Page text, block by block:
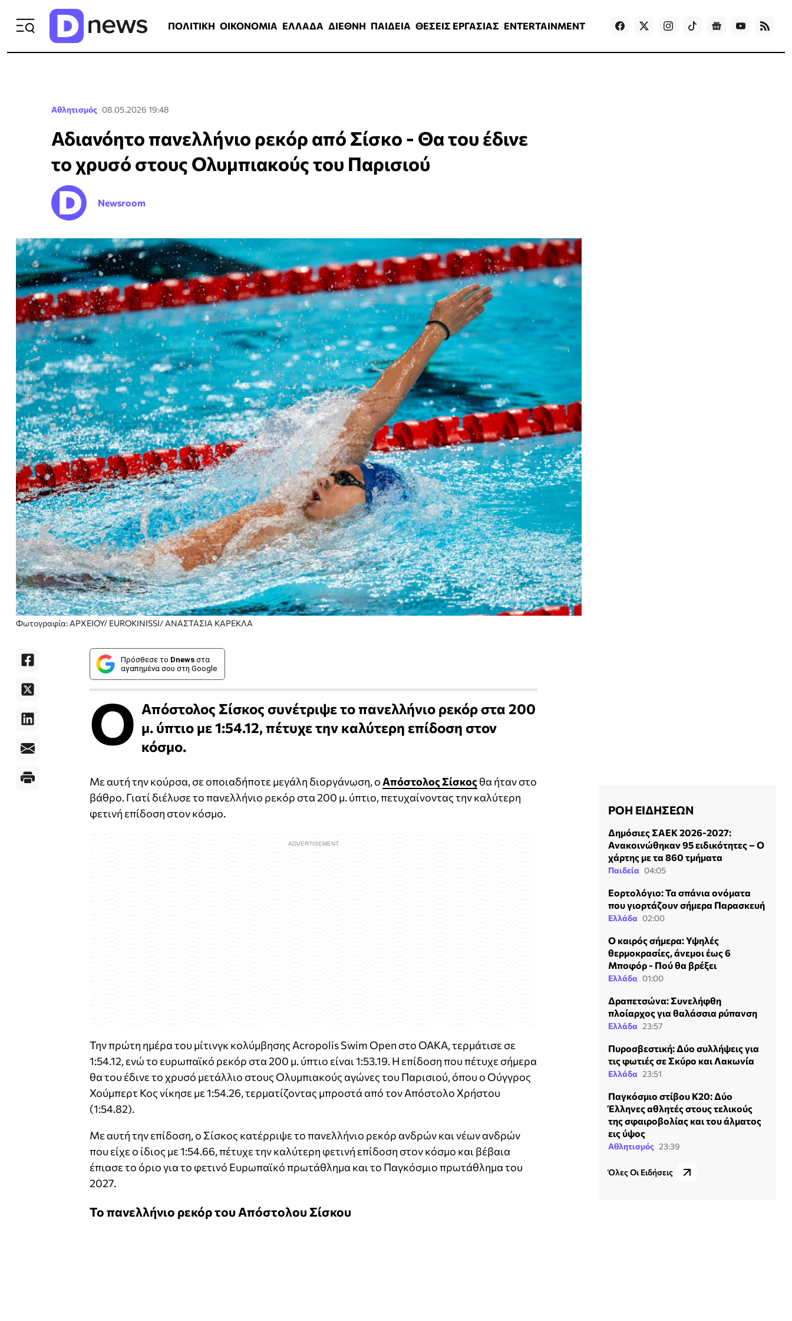
ΠΟΛΙΤΙΚΗ ΟΙΚΟΝΟΜΙΑ ΕΛΛΑΔΑ ΔΙΕΘΝΗ ΠΑΙΔΕΙΑ ΘΕΣΕΙΣ ΕΡΓΑΣΙΑΣ ENTERTAINMENT Games
Αθλητισμός 08.05.2026 19:48
Αδιανόητο πανελλήνιο ρεκόρ από Σίσκο - Θα του έδινε
το χρυσό στους Ολυμπιακούς του Παρισιού
Newsroom
Φωτογραφία: ΑΡΧΕΙΟΥ/ EUROKINISSI/ ΑΝΑΣΤΑΣΙΑ ΚΑΡΕΚΛΑ
Πρόσθεσε το Dnews στα
αγαπημένα σου στη Google
Ο Απόστολος Σίσκος συνέτριψε το πανελλήνιο ρεκόρ στα 200
μ. ύπτιο με 1:54.12, πέτυχε την καλύτερη επίδοση στον
κόσμο.
Με αυτή την κούρσα, σε οποιαδήποτε μεγάλη διοργάνωση, οΑπόστολος Σίσκος θα ήταν στο
βάθρο. Γιατί διέλυσε το πανελλήνιο ρεκόρ στα 200 μ. ύπτιο, πετυχαίνοντας την καλύτερη
φετινή επίδοση στον κόσμο.
Την πρώτη ημέρα του μίτινγκ κολύμβησης Acropolis Swim Open στο ΟΑΚΑ, τερμάτισε σε
1:54.12, ενώ το ευρωπαϊκό ρεκόρ στα 200 μ. ύπτιο είναι 1:53.19. Η επίδοση που πέτυχε σήμερα
θα του έδινε το χρυσό μετάλλιο στους Ολυμπιακούς αγώνες του Παρισιού, όπου ο Ούγγρος
Χούμπερτ Κος νίκησε με 1:54.26, τερματίζοντας μπροστά από τον Απόστολο Χρήστου
(1:54.82).
Με αυτή την επίδοση, ο Σίσκος κατέρριψε το πανελλήνιο ρεκόρ ανδρών και νέων ανδρών
που είχε ο ίδιος με 1:54.66, πέτυχε την καλύτερη φετινή επίδοση στον κόσμο και βέβαια
έπιασε το όριο για το φετινό Ευρωπαϊκό πρωτάθλημα και το Παγκόσμιο πρωτάθλημα του
2027.
Το πανελλήνιο ρεκόρ του Απόστολου Σίσκου
ΡΟΗ ΕΙΔΗΣΕΩΝ
Δημόσιες ΣΑΕΚ 2026-2027:
Ανακοινώθηκαν 95 ειδικότητες – Ο
χάρτης με τα 860 τμήματα
Παιδεία 04:05
Εορτολόγιο: Τα σπάνια ονόματα
που γιορτάζουν σήμερα Παρασκευή
Ελλάδα 02:00
Ο καιρός σήμερα: Υψηλές
θερμοκρασίες, άνεμοι έως 6
Μποφόρ - Πού θα βρέξει
Ελλάδα 01:00
Δραπετσώνα: Συνελήφθη
πλοίαρχος για θαλάσσια ρύπανση
Ελλάδα 23:57
Πυροσβεστική: Δύο συλλήψεις για
τις φωτιές σε Σκύρο και Λακωνία
Ελλάδα 23:51
Παγκόσμιο στίβου Κ20: Δύο
Έλληνες αθλητές στους τελικούς
της σφαιροβολίας και του άλματος
εις ύψος
Αθλητισμός 23:39
Όλες Οι Ειδήσεις